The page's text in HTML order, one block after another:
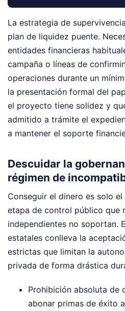
La estrategia de
plan de liquidez puente.
entidades financieras
campaña o líneas de
operaciones durante un
la presentación formal del
el proyecto tiene solidez y
admitido a trámite el
a mantener el soporte
Descuidar la
régimen de
Conseguir el dinero es solo
etapa de control público que
independientes no soportan.
estatales conlleva la
estrictas que limitan la
privada de forma drástica
Prohibición absoluta de
abonar primas de éxito